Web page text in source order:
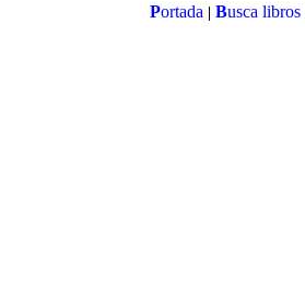
Portada| Busca libros|